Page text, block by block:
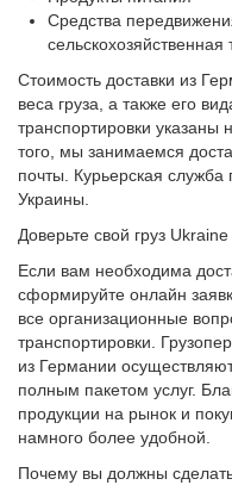
Средства
сельскохозяйственная
Стоимость доставки из
веса груза, а также его
транспортировки
того, мы занимаемся
почты. Курьерская служба
Украины.
Доверьте свой груз
Если вам необходима
сформируйте онлайн
все организационные
транспортировки.
из Германии
полным пакетом услуг.
продукции на рынок и
намного более удобной.
Почему вы должны